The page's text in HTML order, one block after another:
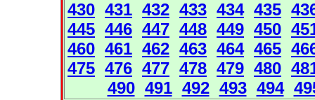
430 431 432 433 434 435
445 446 447 448 449 450
460 461 462 463 464 465
475 476 477 478 479 480
490 491 492 493 494